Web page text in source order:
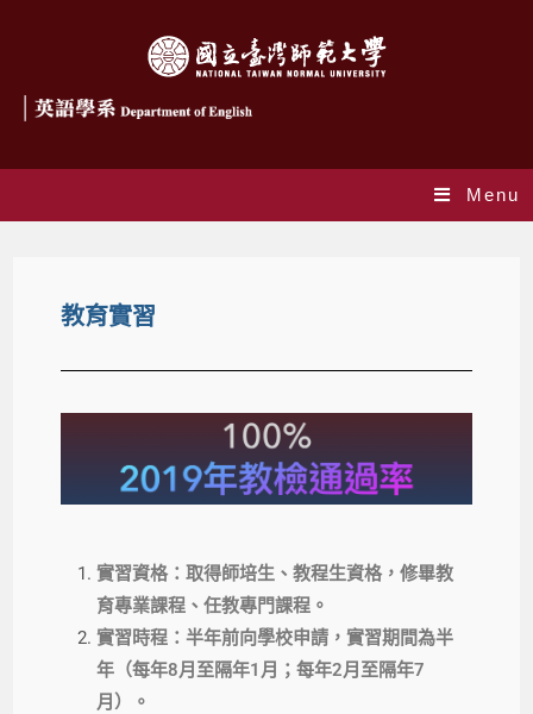
Menu
教育實習
實習資格：取得師培生、教程生資格，修畢教
育專業課程、任教專門課程。
實習時程：半年前向學校申請，實習期間為半
年（每年8月至隔年1月；每年2月至隔年7
月）。